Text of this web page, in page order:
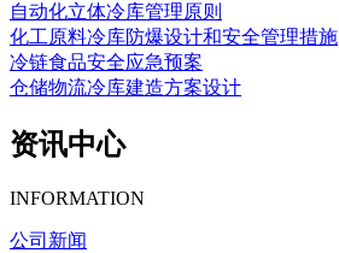
自动化立体冷库管理原则
化工原料冷库防爆设计和安全管理措施
冷链食品安全应急预案
仓储物流冷库建造方案设计
资讯中心
INFORMATION
公司新闻